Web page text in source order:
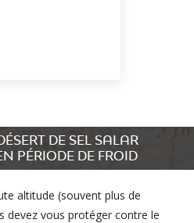
DE SEL SALAR
PÉRIODE DE FROID
altitude (souvent plus de
devez vous protéger contre le